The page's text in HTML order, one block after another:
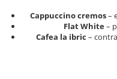
Cappuccino cremos–
Flat White–
Cafea la ibric –